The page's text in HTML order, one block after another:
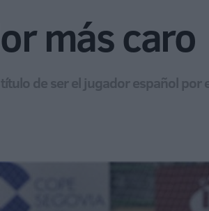
más caro
de ser el jugador español por